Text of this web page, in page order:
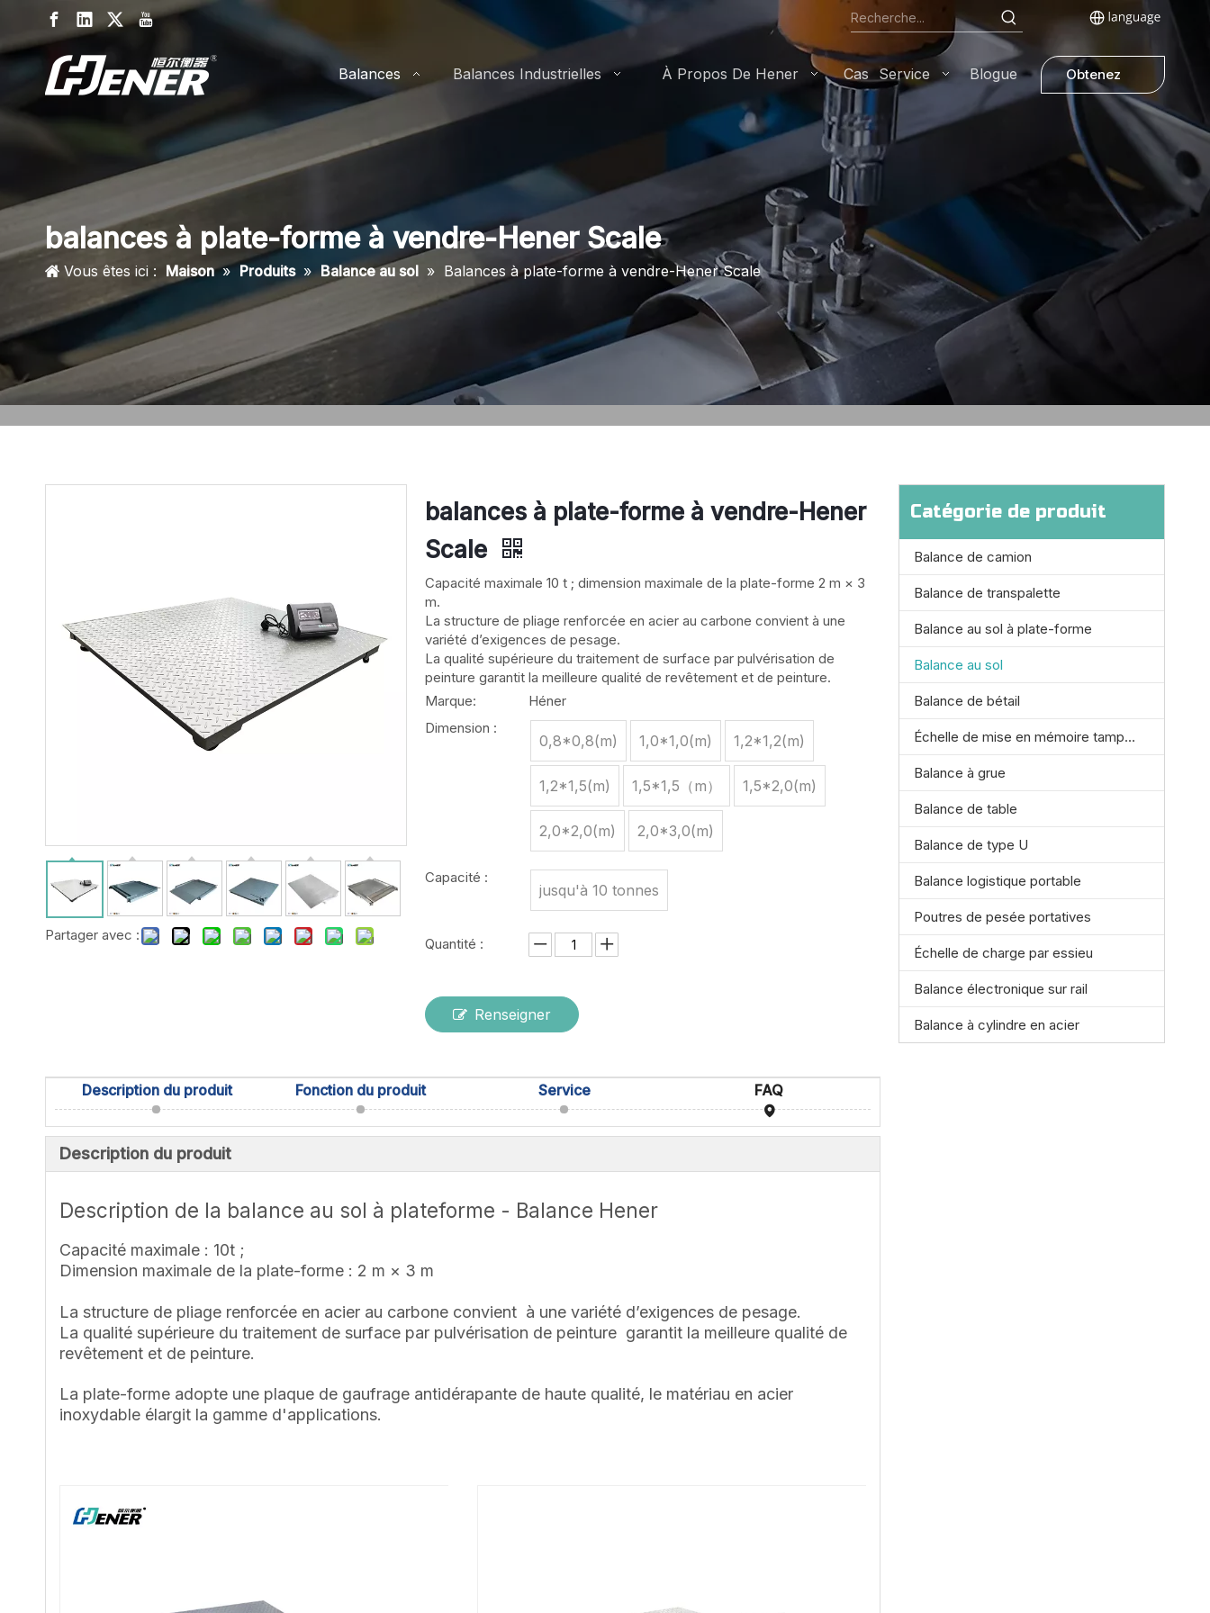
Balances Balances Industrielles À Propos De Hener Cas Service Blogue Obtenez
un devis
balances à plate-forme à vendre-Hener Scale
Vous êtes ici : Maison » Produits » Balance au sol » Balances à plate-forme à vendre-Hener Scale
Partager avec :
balances à plate-forme à vendre-Hener
Scale
Capacité maximale 10 t ; dimension maximale de la plate-forme 2 m × 3
m.
La structure de pliage renforcée en acier au carbone convient à une
variété d’exigences de pesage.
La qualité supérieure du traitement de surface par pulvérisation de
peinture garantit la meilleure qualité de revêtement et de peinture.
Marque:
Héner
Dimension :
0,8*0,8(m) 1,0*1,0(m) 1,2*1,2(m)
1,2*1,5(m) 1,5*1,5（m） 1,5*2,0(m)
2,0*2,0(m) 2,0*3,0(m)
Capacité :
jusqu'à 10 tonnes
Quantité :
Renseigner
Description du produit Fonction du produit Service FAQ
Description du produit
Description de la balance au sol à plateforme - Balance Hener
Capacité maximale : 10t ;
Dimension maximale de la plate-forme : 2 m × 3 m
La structure de pliage renforcée en acier au carbone convient à une variété d’exigences de pesage.
La qualité supérieure du traitement de surface par pulvérisation de peinture garantit la meilleure qualité de
revêtement et de peinture.
La plate-forme adopte une plaque de gaufrage antidérapante de haute qualité, le matériau en acier
inoxydable élargit la gamme d'applications.
Catégorie de produit
Balance de camion
Balance de transpalette
Balance au sol à plate-forme
Balance au sol
Balance de bétail
Échelle de mise en mémoire tampon
Balance à grue
Balance de table
Balance de type U
Balance logistique portable
Poutres de pesée portatives
Échelle de charge par essieu
Balance électronique sur rail
Balance à cylindre en acier